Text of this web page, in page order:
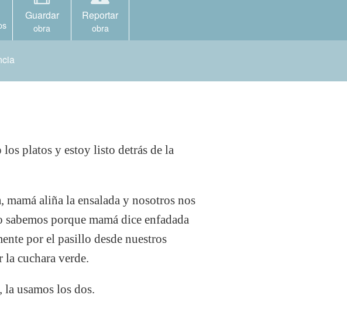
Guardar
obra
Reportar
obra
platos y estoy listo detrás de la
aliña la ensalada y nosotros nos
porque mamá dice enfadada
por el pasillo desde nuestros
cuchara verde.
usamos los dos.